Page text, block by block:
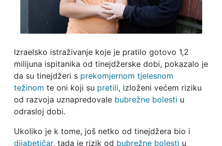
Izraelsko istraživanje koje je pratilo gotovo 1,2
milijuna ispitanika od tinejdžerske dobi, pokazalo je
da su tinejdžeri s prekomjernom tjelesnom
težinom te oni koji su pretili, izloženi većem riziku
od razvoja uznapredovale bubrežne bolesti u
odrasloj dobi.
Ukoliko je k tome, još netko od tinejdžera bio i
dijabetičar, tada je rizik od bubrežne bolesti u